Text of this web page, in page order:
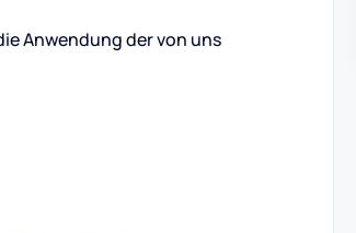
Anwendung der von uns